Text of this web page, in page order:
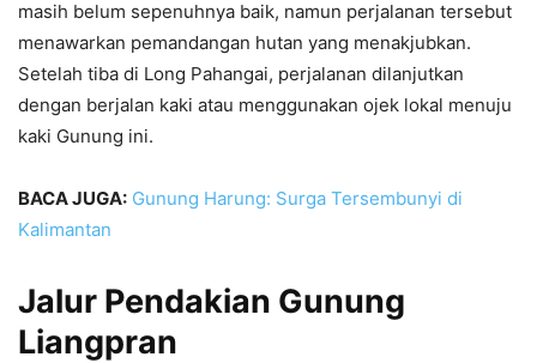
masih belum sepenuhnya baik, namun perjalanan tersebut
menawarkan pemandangan hutan yang menakjubkan.
Setelah tiba di Long Pahangai, perjalanan dilanjutkan
dengan berjalan kaki atau menggunakan ojek lokal menuju
kaki Gunung ini.
BACA JUGA: Gunung Harung: Surga Tersembunyi di
Kalimantan
Jalur Pendakian Gunung
Liangpran